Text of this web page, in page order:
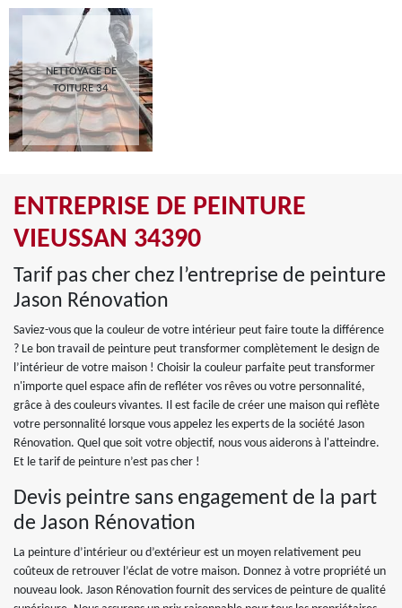
NETTOYAGE DE
TOITURE 34
ENTREPRISE DE PEINTURE
VIEUSSAN 34390
Tarif pas cher chez l’entreprise de peinture
Jason Rénovation
Saviez-vous que la couleur de votre intérieur peut faire toute la différence
? Le bon travail de peinture peut transformer complètement le design de
l’intérieur de votre maison ! Choisir la couleur parfaite peut transformer
n'importe quel espace afin de refléter vos rêves ou votre personnalité,
grâce à des couleurs vivantes. Il est facile de créer une maison qui reflète
votre personnalité lorsque vous appelez les experts de la société Jason
Rénovation. Quel que soit votre objectif, nous vous aiderons à l'atteindre.
Et le tarif de peinture n’est pas cher !
Devis peintre sans engagement de la part
de Jason Rénovation
La peinture d’intérieur ou d’extérieur est un moyen relativement peu
coûteux de retrouver l’éclat de votre maison. Donnez à votre propriété un
nouveau look. Jason Rénovation fournit des services de peinture de qualité